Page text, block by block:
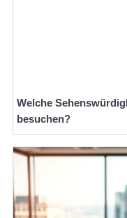
Welche
besuchen?